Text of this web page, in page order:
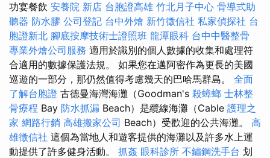
功宴餐飲 安養院 新店 台胞證高雄 竹北月子中心 骨導式助
聽器 防水膠 公司登記 台中外燴 新竹徵信社 私家偵探社 台
胞證新北 腳底按摩技術士證照班 龍潭眼科 台中中醫整骨
專業外燴公司服務 適用於識別的個人數據的收集和處理符
合適用的數據保護法規。 如果您在邁阿密作為更長的美國
巡遊的一部分，那仍然值得考慮幾天的巴哈馬群島。 全面
了解台胞證 古德曼海灣海灘（Goodman's 殺蟑螂 士林整
骨療程 Bay 防水抓漏 Beach）是纜線海灘（Cable 護理之
家 網路行銷 高雄搬家公司 Beach）受歡迎的公共海灘。 高
雄徵信社 這個為當地人和遊客提供的海灘以及許多水上運
動提供了許多健身活動。 抓姦 眼科診所 不鏽鋼洗手台 划